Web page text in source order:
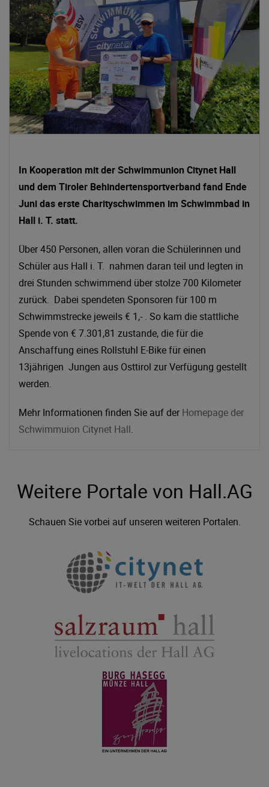
In Kooperation mit der Schwimmunion Citynet Hall
und dem Tiroler Behindertensportverband fand Ende
Juni das erste Charityschwimmen im Schwimmbad in
Hall i. T. statt.
Über 450 Personen, allen voran die Schülerinnen und
Schüler aus Hall i. T. nahmen daran teil und legten in
drei Stunden schwimmend über stolze 700 Kilometer
zurück. Dabei spendeten Sponsoren für 100 m
Schwimmstrecke jeweils € 1,- . So kam die stattliche
Spende von € 7.301,81 zustande, die für die
Anschaffung eines Rollstuhl E-Bike für einen
13jährigen Jungen aus Osttirol zur Verfügung gestellt
werden.
Mehr Informationen finden Sie auf derHomepage der
Schwimmuion Citynet Hall.
Weitere Portale von Hall.AG
Schauen Sie vorbei auf unseren weiteren Portalen.